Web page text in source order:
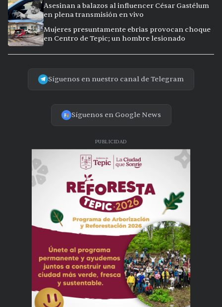
Asesinan a balazos al influencer César Gastélum
en plena transmisión en vivo
Mujeres presuntamente ebrias provocan choque
en Centro de Tepic; un hombre lesionado
Síguenos en nuestro canal de Telegram
Síguenos en Google News
PUBLICIDAD